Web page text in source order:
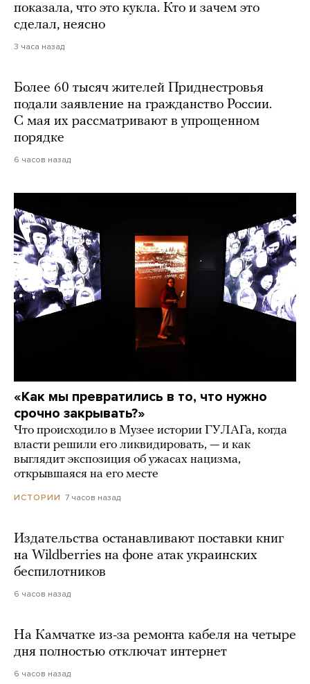
показала, что это кукла. Кто и зачем это
сделал, неясно
3 часа назад
Более 60 тысяч жителей Приднестровья
подали заявление на гражданство России.
С мая их рассматривают в упрощенном
порядке
6 часов назад
«Как мы превратились в то, что нужно
срочно закрывать?»
Что происходило в Музее истории ГУЛАГа, когда
власти решили его ликвидировать, — и как
выглядит экспозиция об ужасах нацизма,
открывшаяся на его месте
ИСТОРИИ 7 часов назад
Издательства останавливают поставки книг
на Wildberries на фоне атак украинских
беспилотников
6 часов назад
На Камчатке из-за ремонта кабеля на четыре
дня полностью отключат интернет
6 часов назад